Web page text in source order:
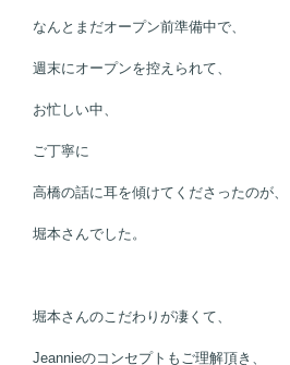
なんとまだオープン前準備中で、
週末にオープンを控えられて、
お忙しい中、
ご丁寧に
高橋の話に耳を傾けてくださったのが、
堀本さんでした。
堀本さんのこだわりが凄くて、
Jeannieのコンセプトもご理解頂き、